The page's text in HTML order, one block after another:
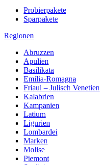
Probierpakete
Abruzzen
Apulien
Basilikata
Emilia-Romagna
Friaul – Julisch Venetien
Kalabrien
Kampanien
Latium
Ligurien
Lombardei
Marken
Molise